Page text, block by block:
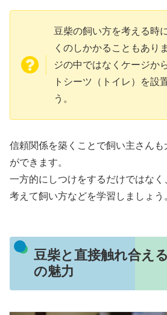
豆柴の飼い方を考える時
くのしかかることもあり
ジの中ではなくケージか
トシーツ（トイレ）を設
う。
信頼関係を築くことで飼い主さんも
ができます。
一方的にしつけをするだけではな
考えて飼い方などを学習しましょう
豆柴と直接触れ合え
の魅力